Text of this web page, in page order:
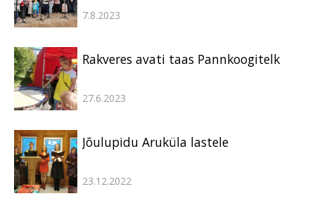
7.8.2023
Rakveres avati taas Pannkoogitelk
27.6.2023
Jõulupidu Aruküla lastele
23.12.2022